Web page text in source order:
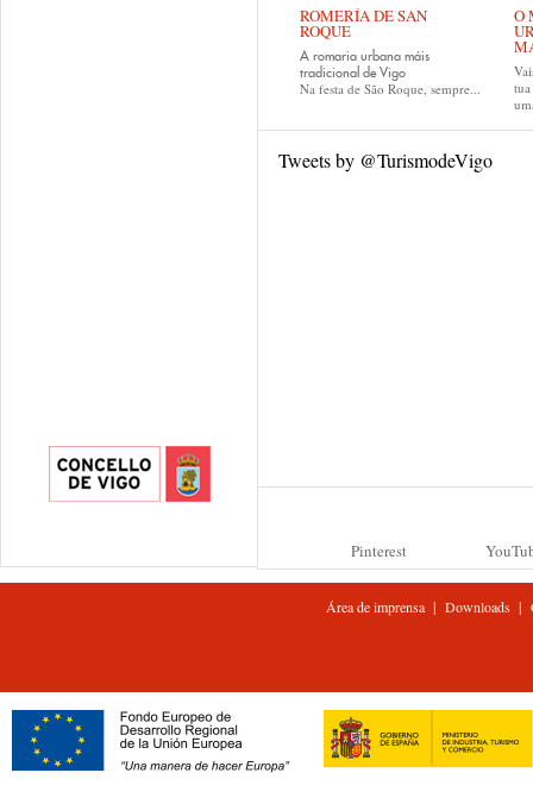
ROMERÍA DE SAN
ROQUE
A romaria urbana máis
tradicional de Vigo
Na festa de São Roque, sempre...
O
Tweets by @TurismodeVigo
Pinterest
Área de imprensa| Downloads|